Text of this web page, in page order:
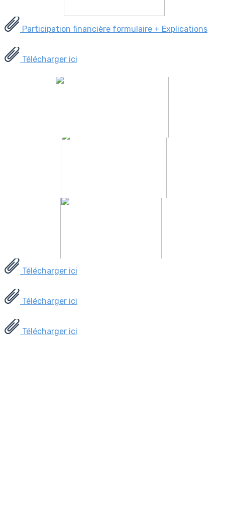
Participation financière formulaire + Explications
Télécharger ici
Télécharger ici
Télécharger ici
Télécharger ici